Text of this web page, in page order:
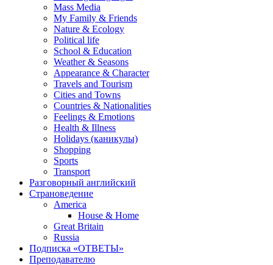
Mass Media
My Family & Friends
Nature & Ecology
Political life
School & Education
Weather & Seasons
Appearance & Character
Travels and Tourism
Cities and Towns
Countries & Nationalities
Feelings & Emotions
Health & Illness
Holidays (каникулы)
Shopping
Sports
Transport
Разговорный английский
Страноведение
America
House & Home
Great Britain
Russia
Подписка «ОТВЕТЫ»
Преподавателю